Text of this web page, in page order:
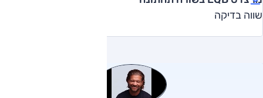
שווה בדיקה